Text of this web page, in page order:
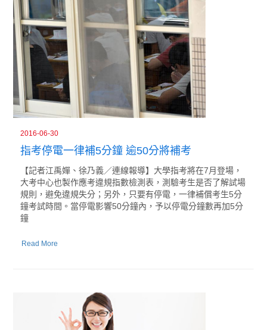
2016-06-30
指考停電一律補5分鐘 逾50分將補考
【記者江禹嬋、徐乃義／連線報導】大學指考將在7月登場，
大考中心也製作應考違規指數檢測表，測驗考生是否了解試場
規則，避免違規失分；另外，只要有停電，一律補償考生5分
鐘考試時間。當停電影響50分鐘內，予以停電分鐘數再加5分
鐘
Read More